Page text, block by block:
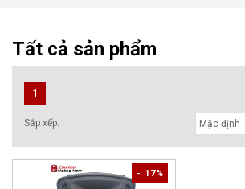
Tất cả sản phẩm
Sắp xếp:
1
- 17%